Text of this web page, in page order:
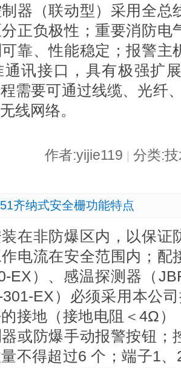
器（联动型）采用全总
正负极性；重要消防电
靠、性能稳定；报警主
通讯接口，具有极强扩
需要可通过线缆、光纤
线网络。
作者:yijie119 分类:
齐纳式安全栅功能特点
在非防爆区内，以保证
电流在安全范围内；配
EX）、感温探测器（
EX）必须采用本公
接地（接地电阻＜4Ω）
或防爆手动报警按钮；
不得超过6 个；端子1